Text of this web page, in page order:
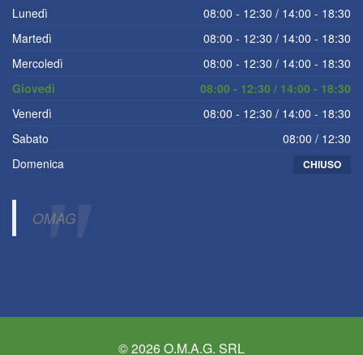
Lunedì
08:00 - 12:30 / 14:00 - 18:30
Martedì
08:00 - 12:30 / 14:00 - 18:30
Mercoledì
08:00 - 12:30 / 14:00 - 18:30
Giovedì
08:00 - 12:30 / 14:00 - 18:30
Venerdì
08:00 - 12:30 / 14:00 - 18:30
Sabato
08:00 / 12:30
Domenica
CHIUSO
OMAG
© 2026 O.M.A.G. SRL